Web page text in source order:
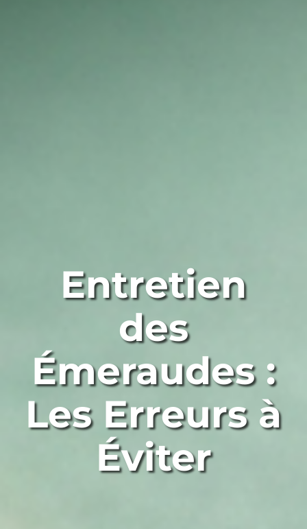
Entretien
des
Émeraudes :
Les Erreurs à
Éviter